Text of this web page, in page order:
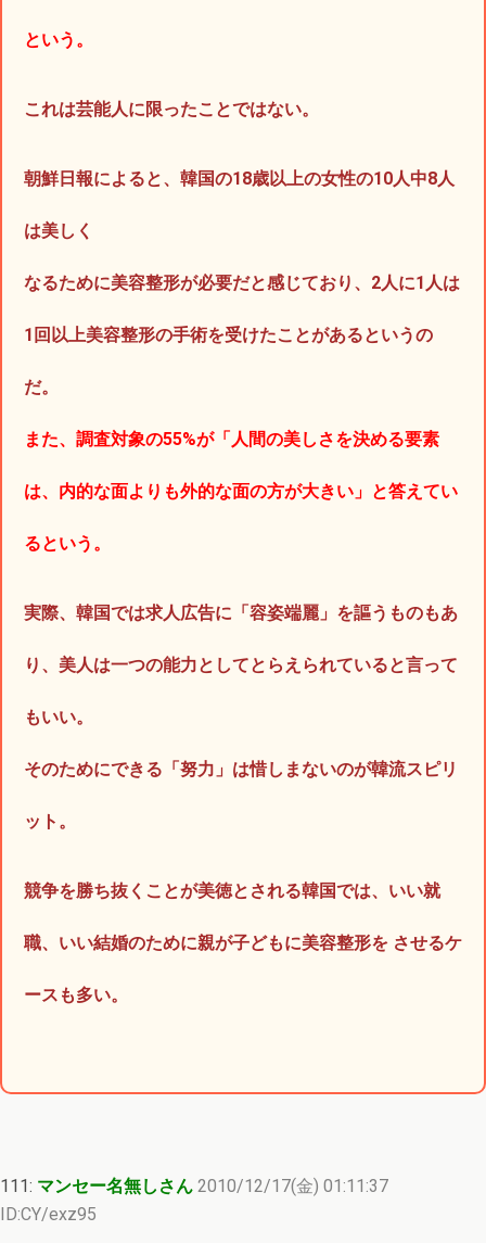
という。
これは芸能人に限ったことではない。
朝鮮日報によると、韓国の18歳以上の女性の10人中8人
は美しく
なるために美容整形が必要だと感じており、2人に1人は
1回以上美容整形の手術を受けたことがあるというの
だ。
また、調査対象の55%が「人間の美しさを決める要素
は、内的な面よりも外的な面の方が大きい」と答えてい
るという。
実際、韓国では求人広告に「容姿端麗」を謳うものもあ
り、美人は一つの能力としてとらえられていると言って
もいい。
そのためにできる「努力」は惜しまないのが韓流スピリ
ット。
競争を勝ち抜くことが美徳とされる韓国では、いい就
職、いい結婚のために親が子どもに美容整形を させるケ
ースも多い。
111: マンセー名無しさん 2010/12/17(金) 01:11:37
ID:CY/exz95